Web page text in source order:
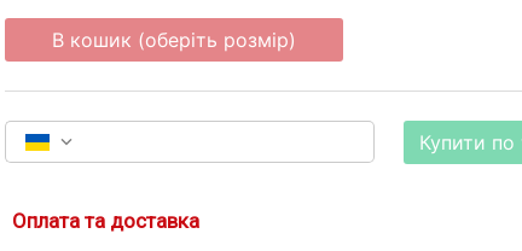
В кошик (оберіть розмір)
Купити по
Оплата та доставка